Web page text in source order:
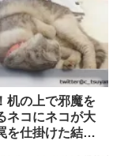
机の上で邪魔を
ネコにネコが大
を仕掛けた結果